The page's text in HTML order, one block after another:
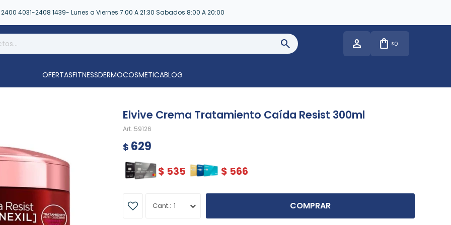
2400 4031-2408 1439- Lunes a Viernes 7:00 A 21:30 Sabados 8:00 A 20:00
$0
OFERTASFITNESSDERMOCOSMETICABLOG
Elvive Crema Tratamiento Caída Resist 300ml
59126
$ 629
$ 535 $ 566
1 COMPRAR